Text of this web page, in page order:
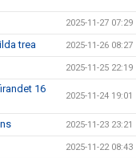
2025-11-27 07:29
trea 2025-11-26 08:27
2025-11-25 22:19
16
2025-11-24 19:01
2025-11-23 23:21
2025-11-22 08:43